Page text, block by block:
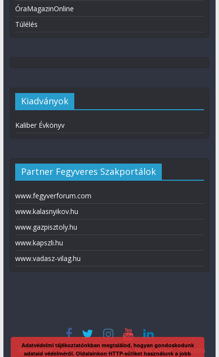
ÓraMagazinOnline
Túlélés
Kiadványok
Kaliber Évkönyv
Partner Fegyveres Szakportálok
www.fegyverforum.com
www.kalasnyikov.hu
www.gazpisztoly.hu
www.kapszli.hu
www.vadasz-vilag.hu
Impresszum Adatvédelmi tájékoztató Média ajánlat
Előfizetés
Adatvédelmi tájékoztatónkban megtalálod, hogyan gondoskodunk
adataid védelméről. Oldalainkon HTTP-sütiket használunk a jobb